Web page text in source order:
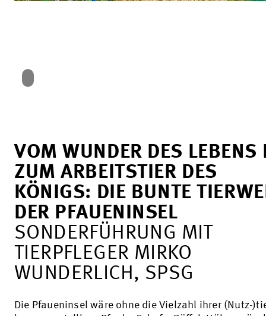
VOM WUNDER DES LEBENS
ZUM ARBEITSTIER DES
KÖNIGS: DIE BUNTE
DER PFAUENINSEL
SONDERFÜHRUNG MIT
TIERPFLEGER MIRKO
WUNDERLICH, SPSG
Die Pfaueninsel wäre ohne die Vielzahl ihrer (Nutz-